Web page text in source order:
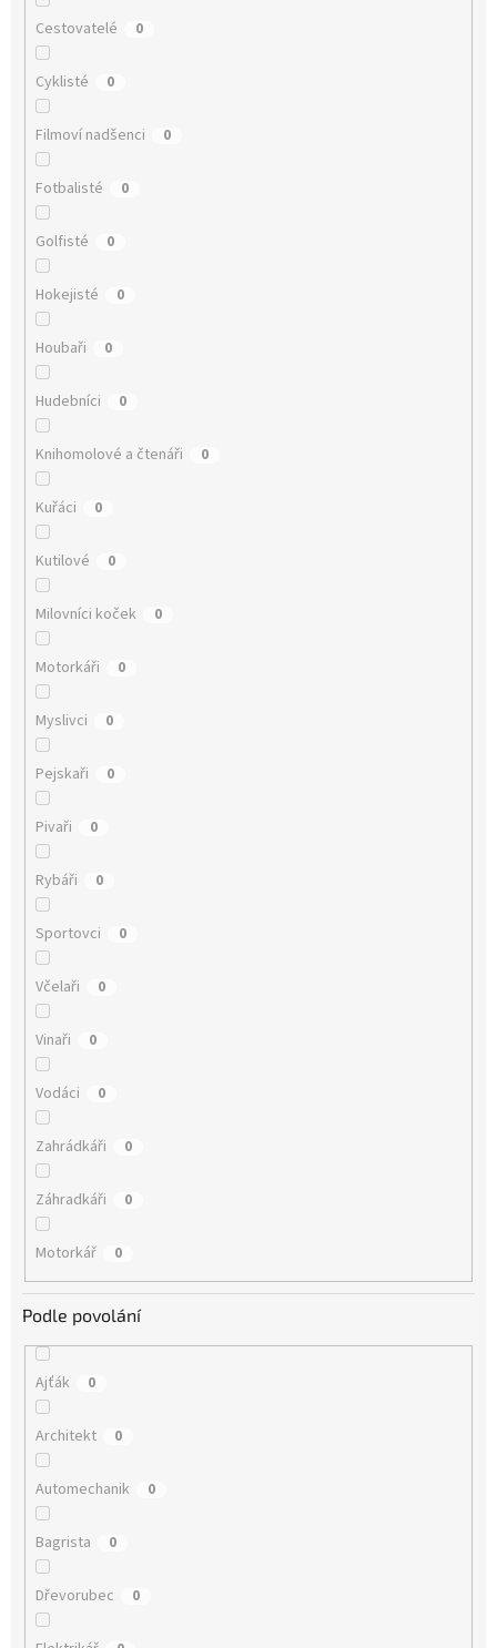
Cestovatelé 0
Cyklisté 0
Filmoví nadšenci 0
Fotbalisté 0
Golfisté 0
Hokejisté 0
Houbaři 0
Hudebníci 0
Knihomolové a čtenáři 0
Kuřáci 0
Kutilové 0
Milovníci koček 0
Motorkáři 0
Myslivci 0
Pejskaři 0
Pivaři 0
Rybáři 0
Sportovci 0
Včelaři 0
Vinaři 0
Vodáci 0
Zahrádkáři 0
Záhradkáři 0
Motorkář 0
Podle povolání
Ajťák 0
Architekt 0
Automechanik 0
Bagrista 0
Dřevorubec 0